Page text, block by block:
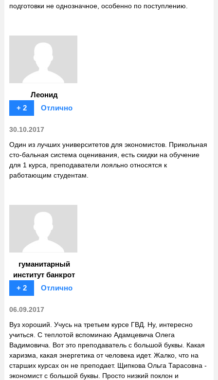
подготовки не однозначное, особенно по поступлению.
Леонид
+ 2
Отлично
30.10.2017
Один из лучших университетов для экономистов. Прикольная
сто-бальная система оценивания, есть скидки на обучение
для 1 курса, преподаватели лояльно относятся к
работающим студентам.
гуманитарный
институт банкрот
+ 2
Отлично
06.09.2017
Вуз хороший. Учусь на третьем курсе ГВД. Ну, интересно
учиться. С теплотой вспоминаю Адамцевича Олега
Вадимовича. Вот это преподаватель с большой буквы. Какая
харизма, какая энергетика от человека идет. Жалко, что на
старших курсах он не преподает. Щипкова Ольга Тарасовна -
экономист с большой буквы. Просто низкий поклон и